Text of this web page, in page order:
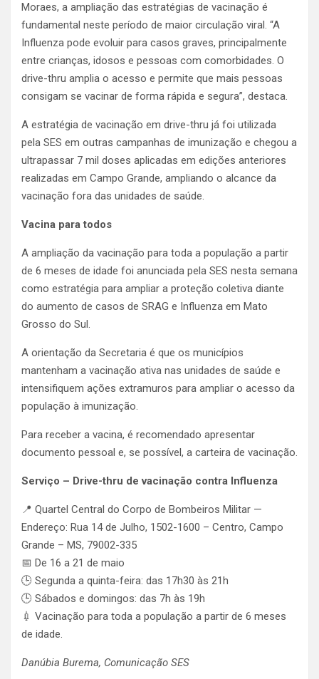
Moraes, a ampliação das estratégias de vacinação é
fundamental neste período de maior circulação viral. “A
Influenza pode evoluir para casos graves, principalmente
entre crianças, idosos e pessoas com comorbidades. O
drive-thru amplia o acesso e permite que mais pessoas
consigam se vacinar de forma rápida e segura”, destaca.
A estratégia de vacinação em drive-thru já foi utilizada
pela SES em outras campanhas de imunização e chegou a
ultrapassar 7 mil doses aplicadas em edições anteriores
realizadas em Campo Grande, ampliando o alcance da
vacinação fora das unidades de saúde.
Vacina para todos
A ampliação da vacinação para toda a população a partir
de 6 meses de idade foi anunciada pela SES nesta semana
como estratégia para ampliar a proteção coletiva diante
do aumento de casos de SRAG e Influenza em Mato
Grosso do Sul.
A orientação da Secretaria é que os municípios
mantenham a vacinação ativa nas unidades de saúde e
intensifiquem ações extramuros para ampliar o acesso da
população à imunização.
Para receber a vacina, é recomendado apresentar
documento pessoal e, se possível, a carteira de vacinação.
Serviço – Drive-thru de vacinação contra Influenza
📍 Quartel Central do Corpo de Bombeiros Militar —
Endereço: Rua 14 de Julho, 1502-1600 – Centro, Campo
Grande – MS, 79002-335
📅 De 16 a 21 de maio
🕒 Segunda a quinta-feira: das 17h30 às 21h
🕒 Sábados e domingos: das 7h às 19h
💉 Vacinação para toda a população a partir de 6 meses
de idade.
Danúbia Burema, Comunicação SES